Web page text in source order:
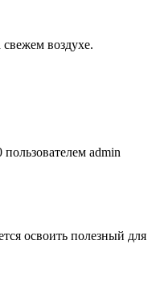
воздухе.
admin
освоить полезный для